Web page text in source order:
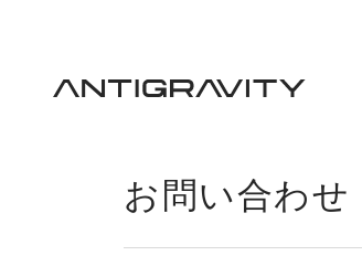
お問い合わせ